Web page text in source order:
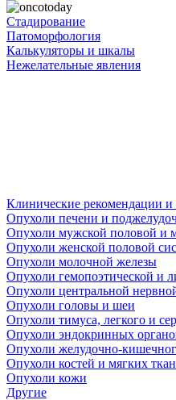
Стадирование
Патоморфология
Калькуляторы и шкалы
Нежелательные явления
Клинические рекомендации и
Опухоли печени и
Опухоли мужской половой и
Опухоли женской половой
Опухоли молочной железы
Опухоли гемопоэтической и
Опухоли центральной
Опухоли головы и шеи
Опухоли тимуса, легкого и
Опухоли эндокринных
Опухоли желудочно-
Опухоли костей и мягких
Опухоли кожи
Другие